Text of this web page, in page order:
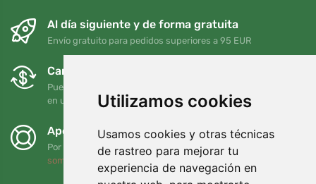
Utilizamos cookies
Usamos cookies y otras técnicas
de rastreo para mejorar tu
experiencia de navegación en
Al día siguiente y de forma gratuita
Envío gratuito para pedidos superiores a 95 EUR
Cambios y devoluciones gratuitos
Puede devolver o cambiar su pedido en cualquier momento
en un plazo de 90 días
Apoyamos a Trees.org
Por cada pedido plantamos un árbol. Leer más
somos